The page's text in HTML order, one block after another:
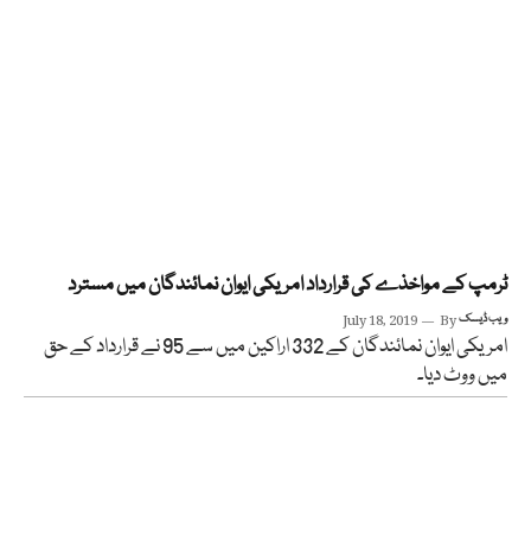
ٹرمپ کے مواخذے کی قرارداد امریکی ایوان نمائندگان میں مسترد
July 18, 2019 Byویب ڈیسک
امریکی ایوان نمائندگان کے 332 اراکین میں سے 95 نے قرارداد کے حق
میں ووٹ دیا۔